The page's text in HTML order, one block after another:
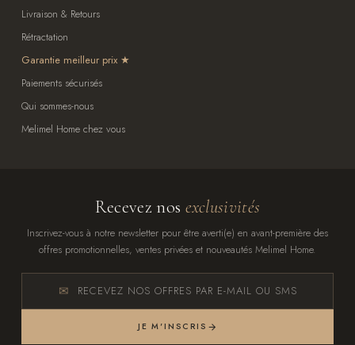
Livraison & Retours
Rétractation
Garantie meilleur prix
Paiements sécurisés
Qui sommes-nous
Melimel Home chez vous
Recevez nos exclusivités
Inscrivez-vous à notre newsletter pour être averti(e) en avant-première des
offres promotionnelles, ventes privées et nouveautés Melimel Home.
RECEVEZ NOS OFFRES PAR E-MAIL OU SMS
JE M'INSCRIS